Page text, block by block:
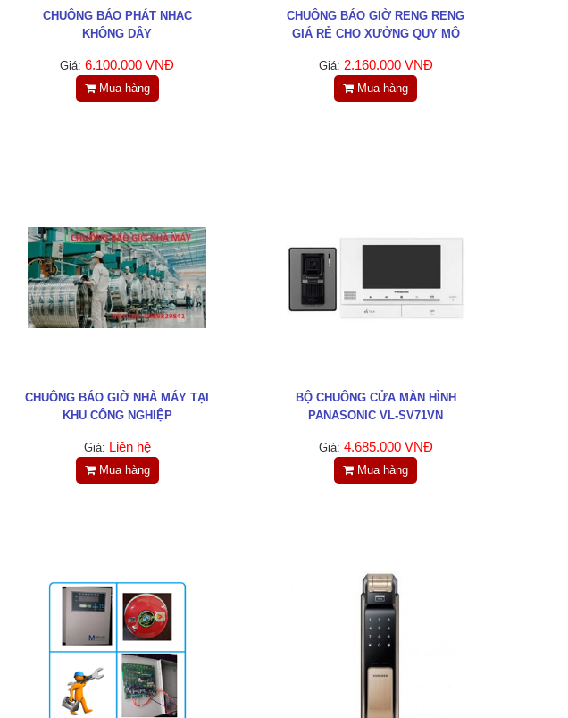
CHUÔNG BÁO PHÁT NHẠC
KHÔNG DÂY
Giá: 6.100.000 VNĐ
Mua hàng
CHUÔNG BÁO GIỜ RENG RENG
GIÁ RẺ CHO XƯỞNG QUY MÔ
Giá: 2.160.000 VNĐ
Mua hàng
CHUÔNG BÁO GIỜ NHÀ MÁY TẠI
KHU CÔNG NGHIỆP
Giá: Liên hệ
Mua hàng
BỘ CHUÔNG CỬA MÀN HÌNH
PANASONIC VL-SV71VN
Giá: 4.685.000 VNĐ
Mua hàng